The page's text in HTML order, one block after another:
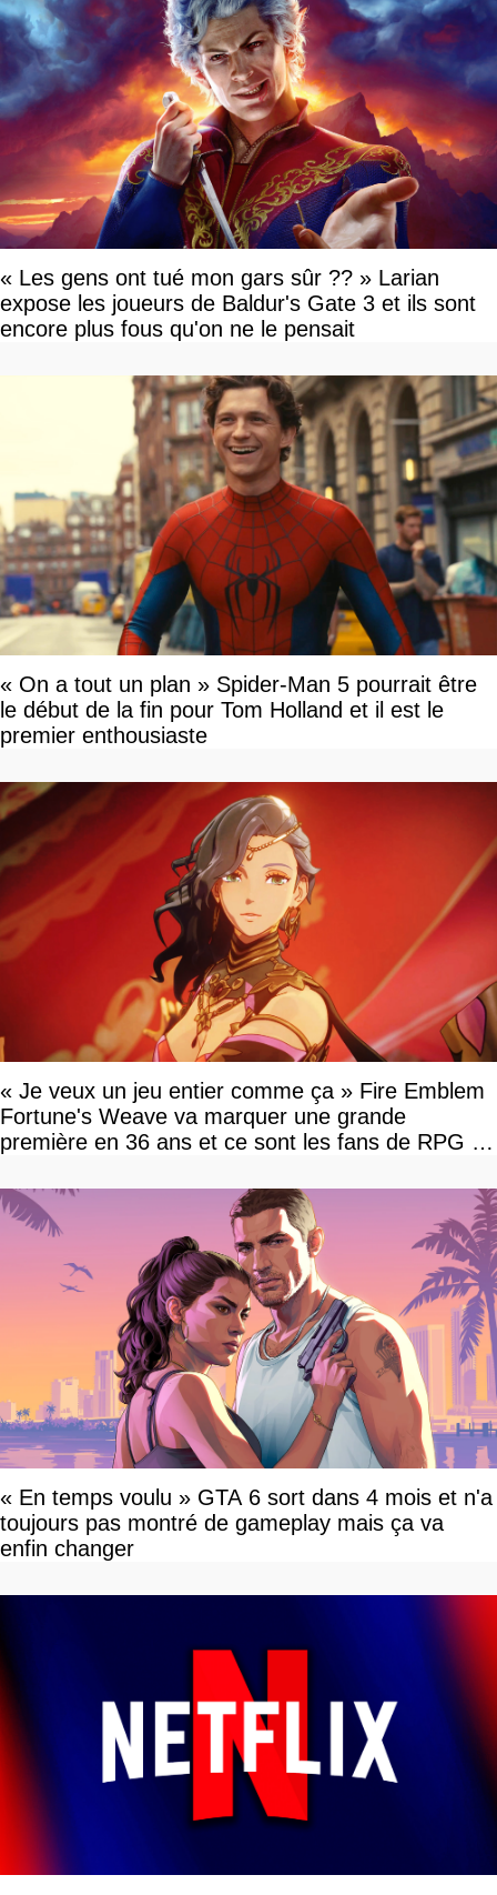
« Les gens ont tué mon gars sûr ?? » Larian
expose les joueurs de Baldur's Gate 3 et ils sont
encore plus fous qu'on ne le pensait
« On a tout un plan » Spider-Man 5 pourrait être
le début de la fin pour Tom Holland et il est le
premier enthousiaste
« Je veux un jeu entier comme ça » Fire Emblem
Fortune's Weave va marquer une grande
première en 36 ans et ce sont les fans de RPG en
« En temps voulu » GTA 6 sort dans 4 mois et n'a
toujours pas montré de gameplay mais ça va
enfin changer